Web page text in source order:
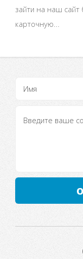
зайти на наш сайт
карточную...